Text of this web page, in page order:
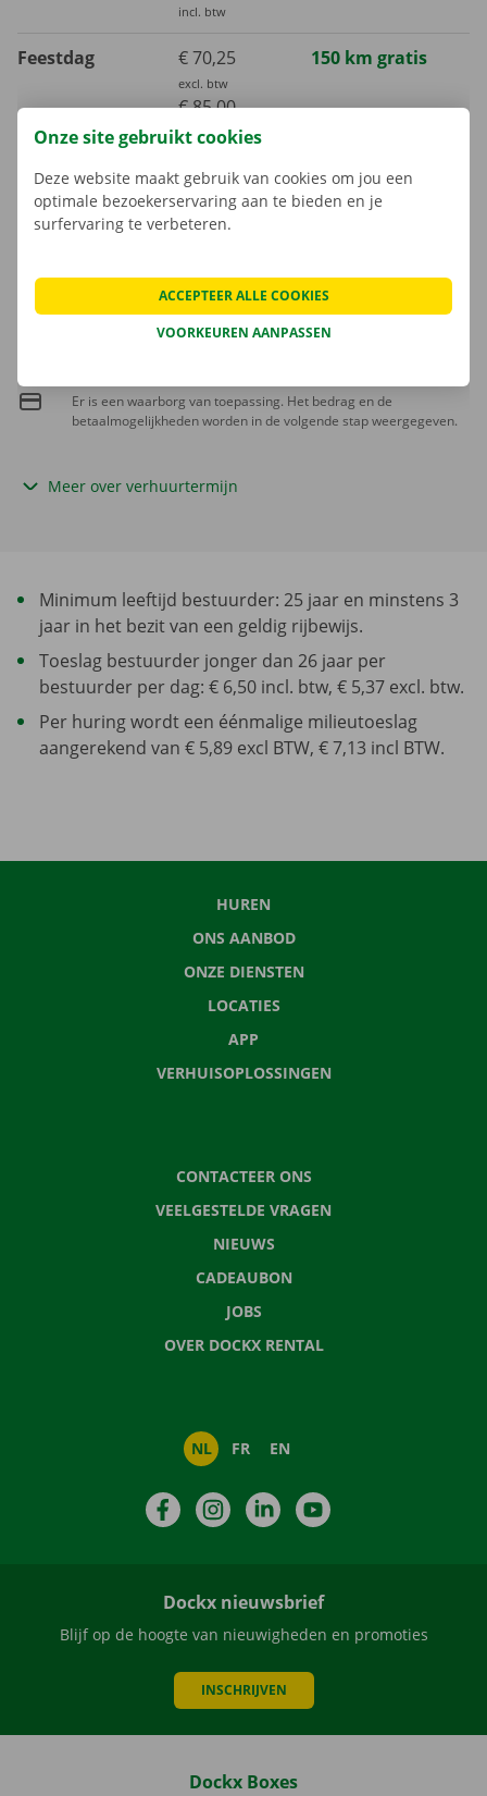
incl. btw
Feestdag € 70,25
excl. btw
€ 85,00
incl. btw
150 km gratis
Maand Op aanvraag
€ 0,19
Het brandstofverbruik is niet inbegrepen in de huurprijs.
Er is een waarborg van toepassing. Het bedrag en de
betaalmogelijkheden worden in de volgende stap weergegeven.
Meer over verhuurtermijn
Minimum leeftijd bestuurder: 25 jaar en minstens 3
jaar in het bezit van een geldig rijbewijs.
Toeslag bestuurder jonger dan 26 jaar per
bestuurder per dag: € 6,50 incl. btw, € 5,37 excl. btw.
Per huring wordt een éénmalige milieutoeslag
aangerekend van € 5,89 excl BTW, € 7,13 incl BTW.
HUREN
ONS AANBOD
ONZE DIENSTEN
LOCATIES
APP
VERHUISOPLOSSINGEN
CONTACTEER ONS
VEELGESTELDE VRAGEN
NIEUWS
CADEAUBON
JOBS
OVER DOCKX RENTAL
NL FR EN
FacebookInstagramLinkedIn
Dockx nieuwsbrief
Blijf op de hoogte van nieuwigheden en promoties
INSCHRIJVEN
Dockx Boxes
Onze site gebruikt cookies
Deze website maakt gebruik van cookies om jou een
optimale bezoekerservaring aan te bieden en je
surfervaring te verbeteren.
VOORKEUREN AANPASSEN
ACCEPTEER ALLE COOKIES